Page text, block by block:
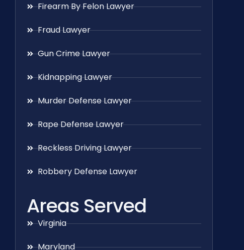
Firearm By Felon Lawyer
Fraud Lawyer
Gun Crime Lawyer
Kidnapping Lawyer
Murder Defense Lawyer
Rape Defense Lawyer
Reckless Driving Lawyer
Robbery Defense Lawyer
Areas Served
Virginia
Maryland